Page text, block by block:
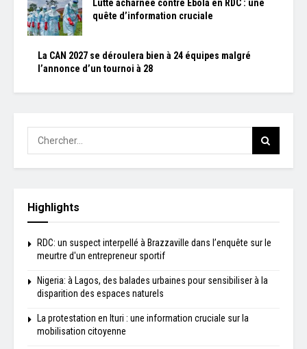
Lutte acharnée contre Ebola en RDC : une
quête d’information cruciale
La CAN 2027 se déroulera bien à 24 équipes malgré
l’annonce d’un tournoi à 28
Highlights
RDC: un suspect interpellé à Brazzaville dans l’enquête sur le
meurtre d'un entrepreneur sportif
Nigeria: à Lagos, des balades urbaines pour sensibiliser à la
disparition des espaces naturels
La protestation en Ituri : une information cruciale sur la
mobilisation citoyenne